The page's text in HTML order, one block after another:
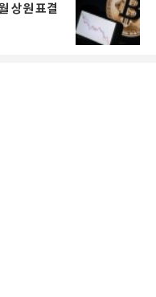
상원 표결